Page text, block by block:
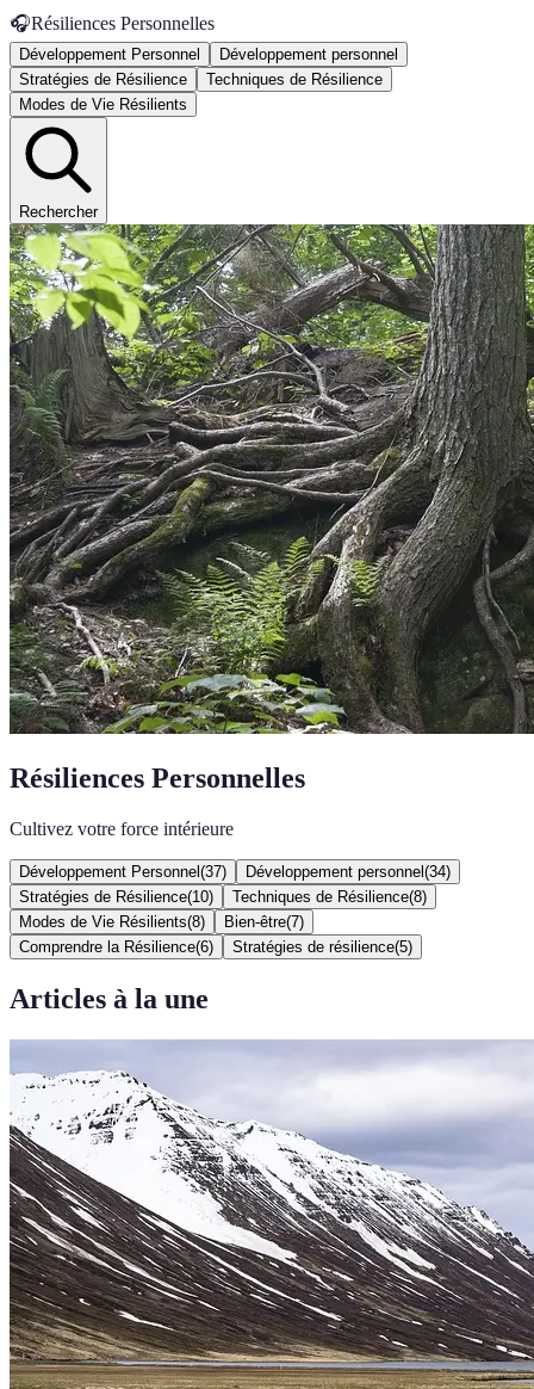
🎧Résiliences Personnelles
Développement Personnel
Développement personnel
Stratégies de Résilience
Techniques de Résilience
Modes de Vie Résilients
Rechercher
Résiliences Personnelles
Cultivez votre force intérieure
Développement Personnel (37) Développement personnel (34)
Stratégies de Résilience(10) Techniques de Résilience(8)
Modes de Vie Résilients(8) Bien-être(7)
Comprendre la Résilience(6) Stratégies de résilience(5)
Articles à la une